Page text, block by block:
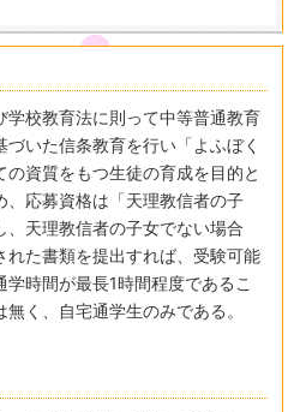
校教育法に則って中等普通教育
いた信条教育を行い「よふぼく
資質をもつ生徒の育成を目的と
応募資格は「天理教信者の子
天理教信者の子女でない場合
れた書類を提出すれば、受験可能
時間が最長1時間程度であるこ
く、自宅通学生のみである。